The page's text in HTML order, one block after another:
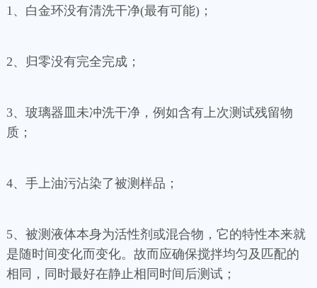
1、白金环没有清洗干净(最有可能)；
2、归零没有完全完成；
3、玻璃器皿未冲洗干净，例如含有上次测试残留物
质；
4、手上油污沾染了被测样品；
5、被测液体本身为活性剂或混合物，它的特性本来就
是随时间变化而变化。故而应确保搅拌均匀及匹配的
相同，同时最好在静止相同时间后测试；